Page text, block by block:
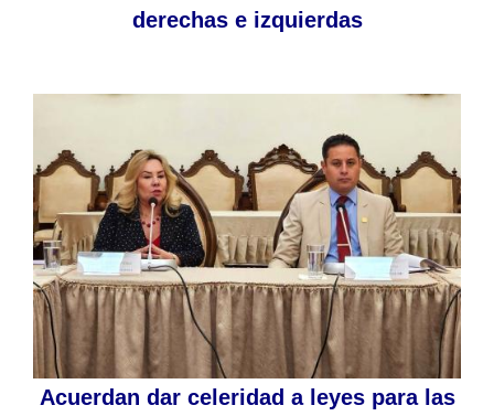
derechas e izquierdas
Acuerdan dar celeridad a leyes para las